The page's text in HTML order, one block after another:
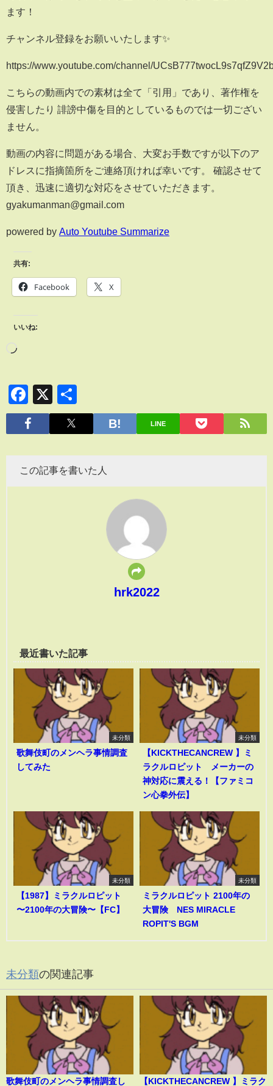
ます！
チャンネル登録をお願いいたします✨
https://www.youtube.com/channel/
こちらの動画内での素材は全て「引用」であり、著作権を
侵害したり 誹謗中傷を目的としているものでは一切ござい
ません。
動画の内容に問題がある場合、大変お手数ですが以下のア
ドレスに指摘箇所をご連絡頂ければ幸いです。 確認させて
頂き、迅速に適切な対応をさせていただきます。
gyakumanman@gmail.com
powered by Auto Youtube Summarize
共有:
Facebook X
いいね:
Facebook
X
有
LINE
この記事を書いた人
hrk2022
最近書いた記事
未分類
歌舞伎町のメンヘラ事情調査
してみた
未分類
【KICKTHECANCREW 】ミ
ラクルロピット メーカーの
神対応に震える！【ファミコ
ン心拳外伝】
未分類
【1987】ミラクルロピット
〜2100年の大冒険〜【FC】
未分類
ミラクルロピット 2100年の
大冒険 NES MIRACLE
ROPIT'S BGM
未分類の関連記事
歌舞伎町のメンヘラ事情調査し 【KICKTHECANCREW 】ミラク